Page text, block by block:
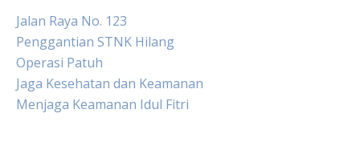
Jalan Raya No. 123
Penggantian STNK Hilang
Operasi Patuh
Jaga Kesehatan dan Keamanan
Menjaga Keamanan Idul Fitri